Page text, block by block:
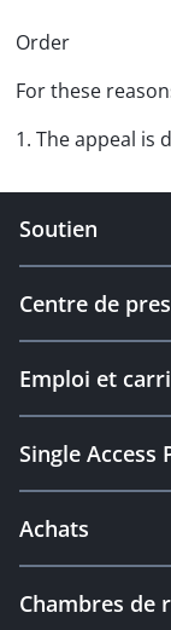
Order
For these
1. The appeal is
Soutien
Centre de
Emploi et
Single Access
Achats
Chambres de